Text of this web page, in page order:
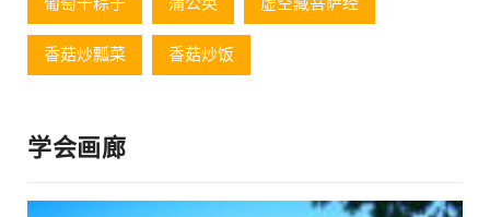
香菇炒瓢菜 香菇炒饭
学会画廊